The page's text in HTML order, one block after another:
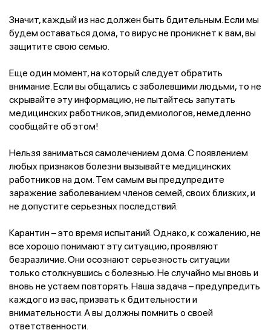
Значит, каждый из нас должен быть бдительным. Если мы
будем оставаться дома, то вирус не проникнет к вам, вы
защитите свою семью.
Еще один момент, на который следует обратить
внимание. Если вы общались с заболевшими людьми, то не
скрывайте эту информацию, не пытайтесь запутать
медицинских работников, эпидемиологов, немедленно
сообщайте об этом!
Нельзя заниматься самолечением дома. С появлением
любых признаков болезни вызывайте медицинских
работников на дом. Тем самым вы предупредите
заражение заболеванием членов семей, своих близких, и
не допустите серьезных последствий.
Карантин – это время испытаний. Однако, к сожалению, не
все хорошо понимают эту ситуацию, проявляют
безразличие. Они осознают серьезность ситуации
только столкнувшись с болезнью. Не случайно мы вновь и
вновь не устаем повторять. Наша задача – предупредить
каждого из вас, призвать к бдительности и
внимательности. А вы должны помнить о своей
ответственности.